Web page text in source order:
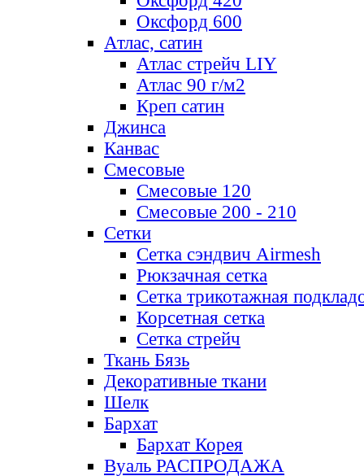
Оксфорд 600
Атлас, сатин
Атлас стрейч LIY
Атлас 90 г/м2
Креп сатин
Джинса
Канвас
Смесовые
Смесовые 120
Смесовые 200 - 210
Сетки
Сетка сэндвич Airmesh
Рюкзачная сетка
Сетка трикотажная
Корсетная сетка
Сетка стрейч
Ткань Бязь
Декоративные ткани
Шелк
Бархат
Бархат Корея
Вуаль РАСПРОДАЖА